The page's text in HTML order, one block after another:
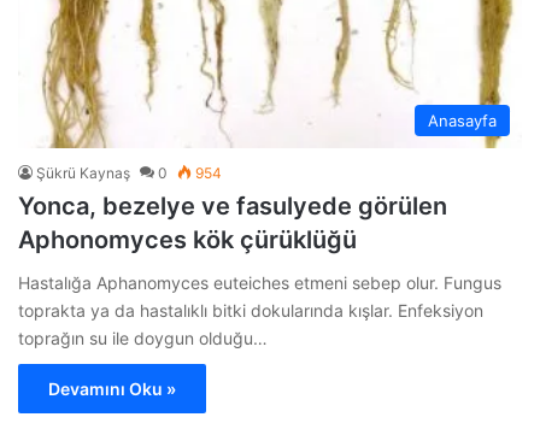
Anasayfa
Şükrü Kaynaş 0 954
Yonca, bezelye ve fasulyede görülen
Aphonomyces kök çürüklüğü
Hastalığa Aphanomyces euteiches etmeni sebep olur. Fungus
toprakta ya da hastalıklı bitki dokularında kışlar. Enfeksiyon
toprağın su ile doygun olduğu…
Devamını Oku »